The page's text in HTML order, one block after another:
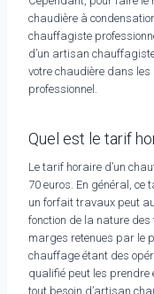
chaudière à
chauffagiste
d’un artisan
votre chaudière dans
professionnel.
Quel est le tarif
Le tarif horaire d’un
70 euros. En général,
un forfait travaux peut
fonction de la nature des
marges retenues par le
chauffage étant des
qualifié peut les prendre
tout besoin d’artisan